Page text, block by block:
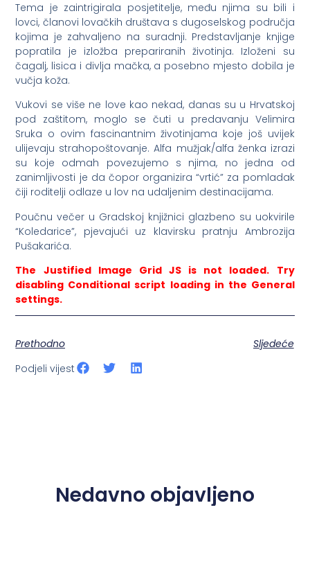
Tema je zaintrigirala posjetitelje, među njima su bili i
lovci, članovi lovačkih društava s dugoselskog područja
kojima je zahvaljeno na suradnji. Predstavljanje knjige
popratila je izložba prepariranih životinja. Izloženi su
čagalj, lisica i divlja mačka, a posebno mjesto dobila je
vučja koža.
Vukovi se više ne love kao nekad, danas su u Hrvatskoj
pod zaštitom, moglo se čuti u predavanju Velimira
Sruka o ovim fascinantnim životinjama koje još uvijek
ulijevaju strahopoštovanje. Alfa mužjak/alfa ženka izrazi
su koje odmah povezujemo s njima, no jedna od
zanimljivosti je da čopor organizira “vrtić” za pomladak
čiji roditelji odlaze u lov na udaljenim destinacijama.
Poučnu večer u Gradskoj knjižnici glazbeno su uokvirile
“Koledarice”, pjevajući uz klavirsku pratnju Ambrozija
Pušakarića.
The Justified Image Grid JS is not loaded. Try
disabling Conditional script loading in the General
settings.
Prethodno
Sljedeće
Podjeli vijest
Nedavno objavljeno